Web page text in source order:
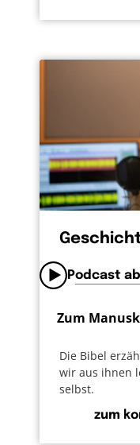
Podcast
Zum
Die Bibel
wir aus ihnen
selbst.
zum